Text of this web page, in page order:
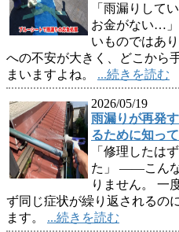
「雨漏りして
お金がない…
いものではあ
への不安が大きく、どこから
まいますよね。 ...続きを読む
2026/05/19
雨漏りが再発
るために知っ
「修理したは
た」 ——こん
りません。 一
ず同じ症状が繰り返されるの
ます。 ...続きを読む